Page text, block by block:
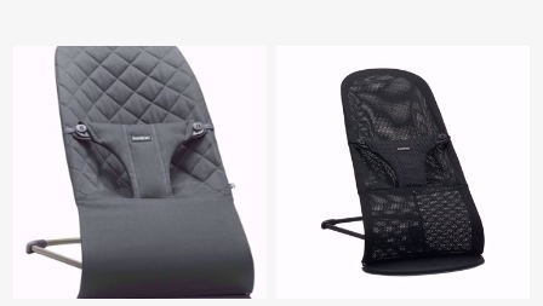
beschikbaar vanaf 25/09/2026 beschikbaar vanaf